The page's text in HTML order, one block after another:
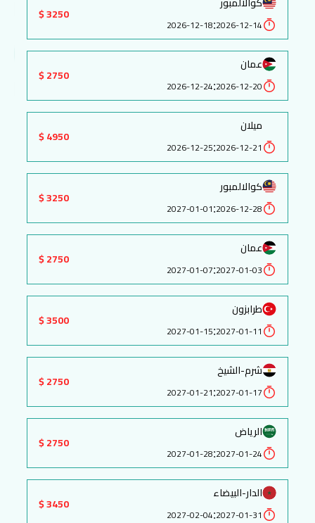
2026-12-14
:
2026-12-18
3250 $
عمان
2026-12-20
:
2026-12-24
2750 $
ميلان
2026-12-21
:
2026-12-25
4950 $
كوالالمبور
2026-12-28
:
2027-01-01
3250 $
عمان
2027-01-03
:
2027-01-07
2750 $
طرابزون
2027-01-11
:
2027-01-15
3500 $
شرم-الشيخ
2027-01-17
:
2027-01-21
2750 $
الرياض
2027-01-24
:
2027-01-28
2750 $
الدار-البيضاء
2027-01-31
:
2027-02-04
3450 $